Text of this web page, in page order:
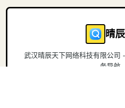
晴
武汉晴辰天下网络科技有限公司
务导航